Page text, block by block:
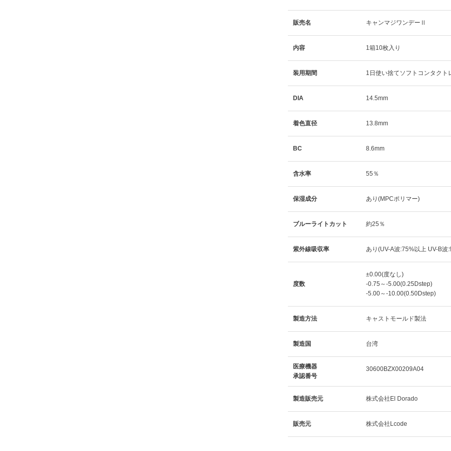
販売名 キャンマジワンデーⅡ
内容 1箱10枚入り
装用期間 1日使い捨てソフトコンタクト
DIA 14.5mm
着色直径 13.8mm
BC 8.6mm
含水率 55％
保湿成分 あり(MPCポリマー)
ブルーライトカット 約25％
紫外線吸収率 あり(UV-A波:75%以上 UV-B波
度数
±0.00(度なし)
-0.75～-5.00(0.25Dstep)
-5.00～-10.00(0.50Dstep)
製造方法 キャストモールド製法
製造国 台湾
医療機器
承認番号
30600BZX00209A04
製造販売元 株式会社El Dorado
販売元 株式会社Lcode